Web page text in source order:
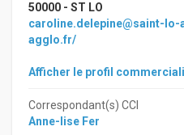
50000 - ST LO
caroline.delepine@saint-lo-
agglo.fr/
Afficher le profil
Correspondant(s) CCI
Anne-lise Fer